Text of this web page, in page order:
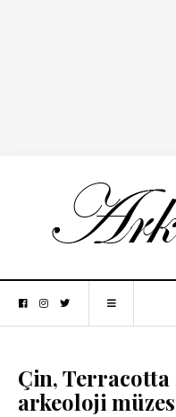
Çin, Terracotta
arkeoloji